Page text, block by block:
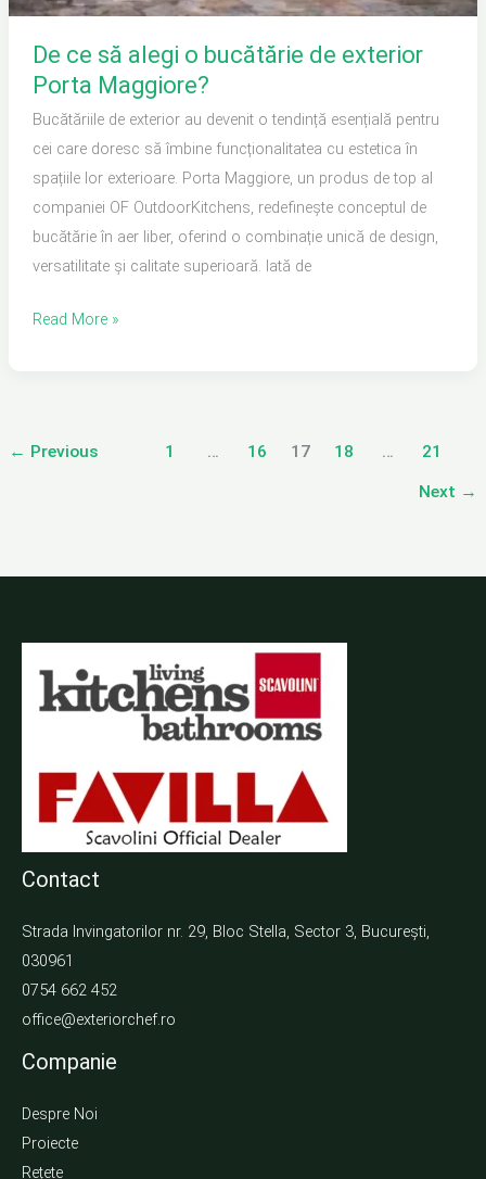
De ce să alegi o bucătărie de exterior
Porta Maggiore?
Bucătăriile de exterior au devenit o tendință esențială pentru
cei care doresc să îmbine funcționalitatea cu estetica în
spațiile lor exterioare. Porta Maggiore, un produs de top al
companiei OF OutdoorKitchens, redefinește conceptul de
bucătărie în aer liber, oferind o combinație unică de design,
versatilitate și calitate superioară. Iată de
Read More »
← Previous 1 … 16 17 18 … 21
Next →
Contact
Strada Invingatorilor nr. 29, Bloc Stella, Sector 3, București,
030961
0754 662 452
office@exteriorchef.ro
Companie
Despre Noi
Proiecte
Rețete